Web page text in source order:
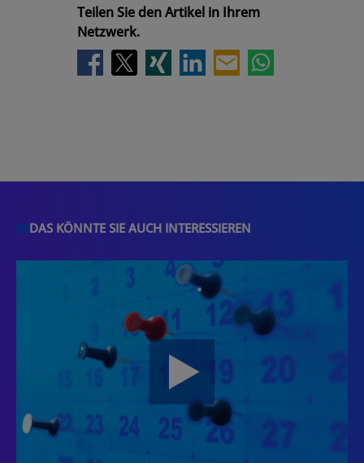
Teilen Sie den Artikel in Ihrem
Netzwerk.
DAS KÖNNTE SIE AUCH INTERESSIEREN